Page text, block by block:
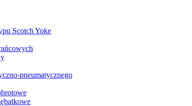
Scotch Yoke
pneumatycznego